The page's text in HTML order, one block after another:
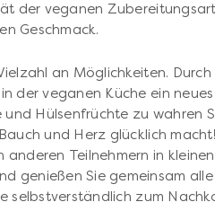
der veganen
Geschmack.
an Möglichkeiten.
der veganen Küche ein
Hülsenfrüchte zu wahren
und Herz glücklich
anderen Teilnehmern in
genießen Sie gemeinsam
selbstverständlich zum